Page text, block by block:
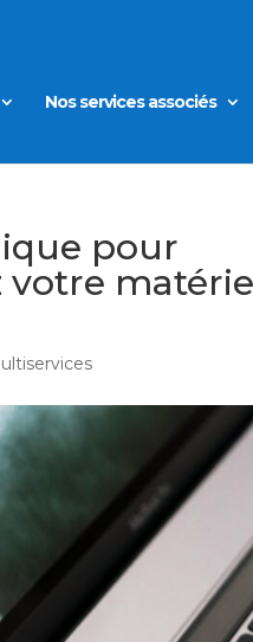
Nos services associés
pour
votre